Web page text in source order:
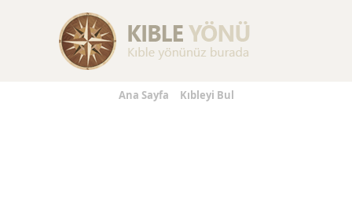
Handbags
Ana Sayfa Kıbleyi Bul